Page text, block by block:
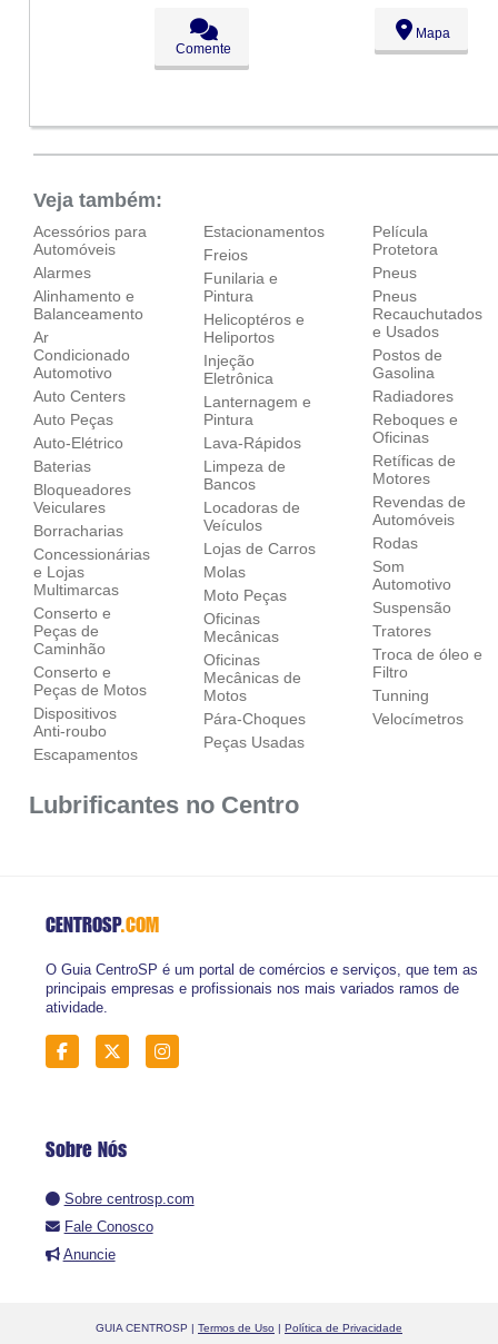
09:00 - 18:00
09:00 - 18:00
09:00 - 18:00
Comente
Mapa
Veja também:
Acessórios para
Automóveis
Alarmes
Alinhamento e
Balanceamento
Ar
Condicionado
Automotivo
Auto Centers
Auto Peças
Auto-Elétrico
Baterias
Bloqueadores
Veiculares
Borracharias
Concessionárias
e Lojas
Multimarcas
Conserto e
Peças de
Caminhão
Conserto e
Peças de Motos
Dispositivos
Anti-roubo
Escapamentos
Estacionamentos
Freios
Funilaria e
Pintura
Helicoptéros e
Heliportos
Injeção
Eletrônica
Lanternagem e
Pintura
Lava-Rápidos
Limpeza de
Bancos
Locadoras de
Veículos
Lojas de Carros
Molas
Moto Peças
Oficinas
Mecânicas
Oficinas
Mecânicas de
Motos
Pára-Choques
Peças Usadas
Película
Protetora
Pneus
Pneus
Recauchutados
e Usados
Postos de
Gasolina
Radiadores
Reboques e
Oficinas
Retíficas de
Motores
Revendas de
Automóveis
Rodas
Som
Automotivo
Suspensão
Tratores
Troca de óleo e
Filtro
Tunning
Velocímetros
Lubrificantes no Centro
CENTROSP.COM
O Guia CentroSP é um portal de comércios e serviços, que tem as
principais empresas e profissionais nos mais variados ramos de
atividade.
Sobre Nós
Sobre centrosp.com
Fale Conosco
Anuncie
GUIA CENTROSP | Termos de Uso | Política de Privacidade